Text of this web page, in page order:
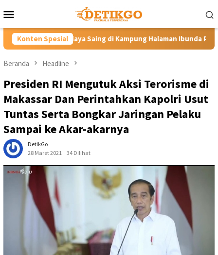
ke
Mobile
Konten Spesial
di Kampung Halaman Ibunda Presiden
Beranda Headline
Presiden RI Mengutuk Aksi Terorisme di
Makassar Dan Perintahkan Kapolri Usut
Tuntas Serta Bongkar Jaringan Pelaku
Sampai ke Akar-akarnya
DetikGo
28 Maret 2021
34 Dilihat